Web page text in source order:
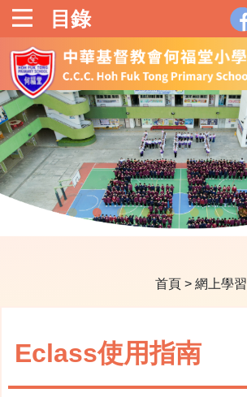
目錄
首頁 > 網上學習
Eclass使用指南